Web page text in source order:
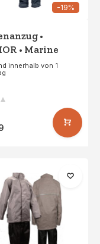
-19%
•
• Marine
innerhalb von 1